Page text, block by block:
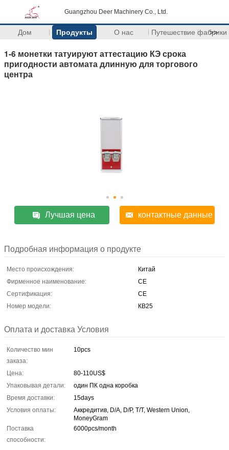
Guangzhou Deer Machinery Co., Ltd.
Дом Продукты О нас Путешествие фабрики
>>
1-6 монетки татуируют аттестацию КЭ срока
пригодности автомата длинную для торгового
центра
Лучшая цена контактные данные
Подробная информация о продукте
Место происхождения:
Китай
Фирменное наименование:
CE
Сертификация:
CE
Номер модели:
КВ25
Оплата и доставка Условия
Количество мин
заказа:
10pcs
Цена:
80-110US$
Упаковывая детали:
один ПК одна коробка
Время доставки:
15days
Условия оплаты:
Аккредитив, D/A, D/P, T/T, Western Union,
MoneyGram
Поставка
способности:
6000pcs/month